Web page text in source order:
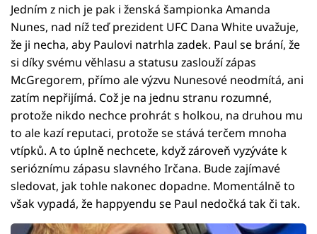
Jedním z nich je pak i ženská šampionka Amanda
Nunes, nad níž teď prezident UFC Dana White uvažuje,
že ji necha, aby Paulovi natrhla zadek. Paul se brání, že
si díky svému věhlasu a statusu zaslouží zápas
McGregorem, přímo ale výzvu Nunesové neodmítá, ani
zatím nepřijímá. Což je na jednu stranu rozumné,
protože nikdo nechce prohrát s holkou, na druhou mu
to ale kazí reputaci, protože se stává terčem mnoha
vtípků. A to úplně nechcete, když zároveň vyzýváte k
serióznímu zápasu slavného Irčana. Bude zajímavé
sledovat, jak tohle nakonec dopadne. Momentálně to
však vypadá, že happyendu se Paul nedočká tak či tak.